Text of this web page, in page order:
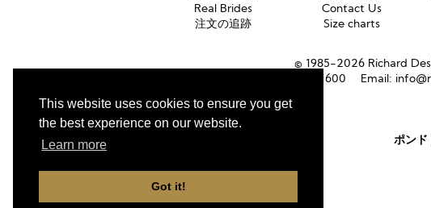
This website uses cookies to ensure you get
the best experience on our website.
Learn more
Got it!
Real Brides
注文の追跡
Contact Us
Size charts
© 1985-2026 Richard
01353 661600 Email:
ポンド